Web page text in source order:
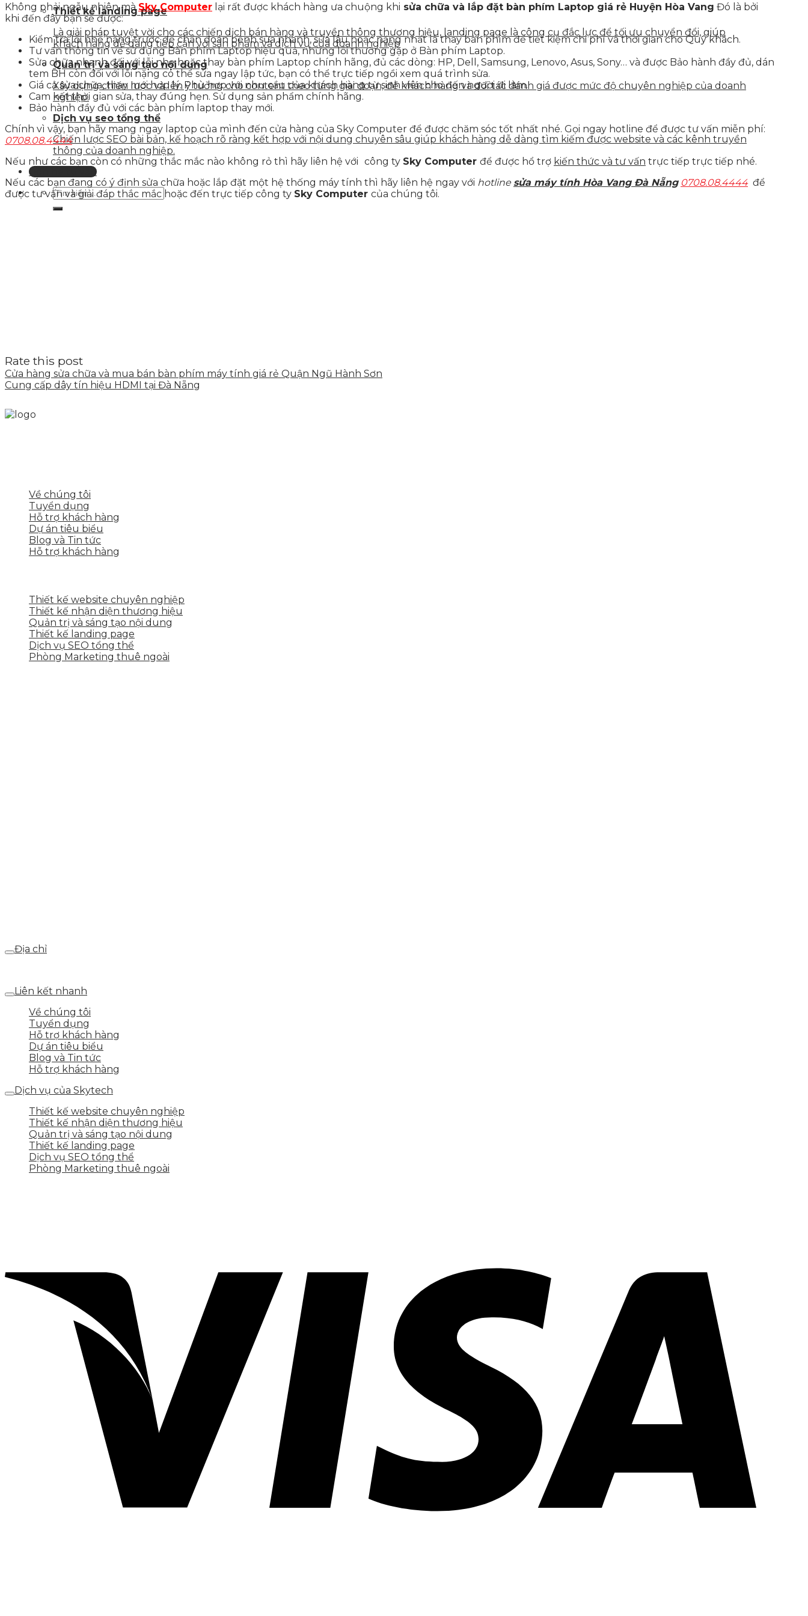
Thiết kế landing page
Là giải pháp tuyệt vời cho các chiến dịch bán hàng và truyền thông thương hiệu, landing page là công cụ đắc lực để tối ưu chuyển đổi, giúp
khách hàng dễ dàng tiếp cận với sản phẩm và dịch vụ của doanh nghiệp
Quản trị và sáng tạo nội dung
Xây dựng chiến lược và lên ý tưởng cho content theo từng giai đoạn, để khách hàng và đối tác đánh giá được mức độ chuyên nghiệp của doanh
nghiệp.
Dịch vụ seo tổng thể
Chiến lược SEO bài bản, kế hoạch rõ ràng kết hợp với nội dung chuyên sâu giúp khách hàng dễ dàng tìm kiếm được website và các kênh truyền
thông của doanh nghiệp.
Liên hệ tư vấn
Không phải ngẫu nhiên màSky Computer lại rất được khách hàng ưa chuộng khi sửa chữa và lắp đặt bàn phím Laptop giá rẻ Huyện Hòa Vang Đó là bởi
khi đến đây bạn sẽ được:
Kiểm tra lỗi nhẹ nặng trước để chẩn đoán bệnh sửa nhanh, sửa lâu hoặc nặng nhất là thay bàn phím để tiết kiệm chi phí và thời gian cho Quý khách.
Tư vấn thông tin về sử dụng Bàn phím Laptop hiệu quả, những lỗi thường gặp ở Bàn phím Laptop.
Sửa chữa nhanh đối với lỗi nhẹ hoặc thay bàn phím Laptop chính hãng, đủ các dòng: HP, Dell, Samsung, Lenovo, Asus, Sony… và được Bảo hành đầy đủ, dán
tem BH còn đối với lỗi nặng có thể sửa ngay lập tức, bạn có thể trực tiếp ngồi xem quá trình sửa.
Giá cả sửa chữa, thay mới hợp lý. Phù hợp với nhu cầu của khách hàng từ sinh viên cho đến người đi làm.
Cam kết thời gian sửa, thay đúng hẹn. Sử dụng sản phẩm chính hãng.
Bảo hành đầy đủ với các bàn phím laptop thay mới.
Chính vì vậy, bạn hãy mang ngay laptop của mình đến cửa hàng của Sky Computer để được chăm sóc tốt nhất nhé. Gọi ngay hotline để được tư vấn miễn phí:
0708.08.4444
Nếu như các bạn còn có những thắc mắc nào không rỏ thì hãy liên hệ với công ty Sky Computer để được hổ trợ kiến thức và tư vấn trực tiếp trực tiếp nhé.
Nếu các bạn đang có ý định sửa chữa hoặc lắp đặt một hệ thống máy tính thì hãy liên hệ ngay với hotline sửa máy tính Hòa Vang Đà Nẵng 0708.08.4444 để
được tư vấn và giải đáp thắc mắc hoặc đến trực tiếp công ty Sky Computer của chúng tôi.
Rate this post
Cửa hàng sửa chữa và mua bán bàn phím máy tính giá rẻ Quận Ngũ Hành Sơn
Cung cấp dây tín hiệu HDMI tại Đà Nẵng
Về chúng tôi
Tuyển dụng
Hỗ trợ khách hàng
Dự án tiêu biểu
Blog và Tin tức
Hỗ trợ khách hàng
Thiết kế website chuyên nghiệp
Thiết kế nhận diện thương hiệu
Quản trị và sáng tạo nội dung
Thiết kế landing page
Dịch vụ SEO tổng thể
Phòng Marketing thuê ngoài
Địa chỉ
Liên kết nhanh
Về chúng tôi
Tuyển dụng
Hỗ trợ khách hàng
Dự án tiêu biểu
Blog và Tin tức
Hỗ trợ khách hàng
Dịch vụ của Skytech
Thiết kế website chuyên nghiệp
Thiết kế nhận diện thương hiệu
Quản trị và sáng tạo nội dung
Thiết kế landing page
Dịch vụ SEO tổng thể
Phòng Marketing thuê ngoài